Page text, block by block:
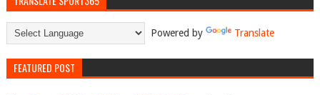
Powered by Translate
FEATURED POST